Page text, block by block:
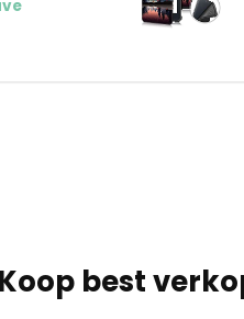
Koop best